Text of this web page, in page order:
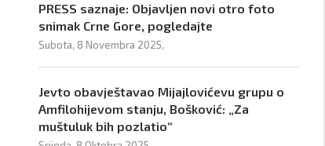
PRESS saznaje: Objavljen novi otro foto
snimak Crne Gore, pogledajte
Subota, 8 Novembra 2025,
Jevto obavještavao Mijajlovićevu grupu o
Amfilohijevom stanju, Bošković: „Za
muštuluk bih pozlatio“